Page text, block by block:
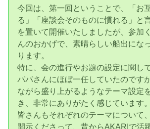
今回は、第一回ということで、「お
る」「座談会そのものに慣れる」と
を置いて開催いたしましたが、参加
んのおかげで、素晴らしい船出にな
ります。
特に、会の進行やお題の設定に関し
パパさんにほぼ一任していたのです
ながら盛り上がるようなテーマ設定
き、非常にありがたく感じています。
皆さんもそれぞれのテーマについて
開示くださって、昔からAKARIで活